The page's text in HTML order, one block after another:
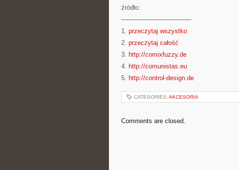
źródło:
———————————
1. przeczytaj wszystko
2. przeczytaj całość
3. http://comixfuzzy.de
4. http://comunistas.eu
5. http://control-design.de
CATEGORIES: AKCESORIA
Comments are closed.